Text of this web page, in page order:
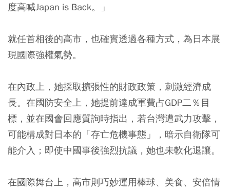
度高喊Japan is Back。」
就任首相後的高市，也確實透過各種方式，為日本展
現國際強權氣勢。
在內政上，她採取擴張性的財政政策，刺激經濟成
長。在國防安全上，她提前達成軍費占GDP二％目
標，並在國會回應質詢時指出，若台灣遭武力攻擊，
可能構成對日本的「存亡危機事態」，暗示自衛隊可
能介入；即使中國事後強烈抗議，她也未軟化退讓。
在國際舞台上，高市則巧妙運用棒球、美食、安倍情